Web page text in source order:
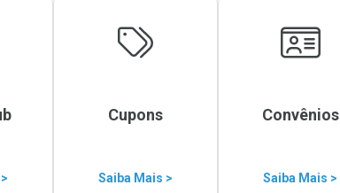
Cupons
Saiba Mais >
Convênios
Saiba Mais >